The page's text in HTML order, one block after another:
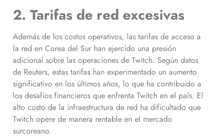
2. Tarifas de red excesivas
Además de los costos operativos, las tarifas de acceso a
la red en Corea del Sur han ejercido una presión
adicional sobre las operaciones de Twitch. Según datos
de Reuters, estas tarifas han experimentado un aumento
significativo en los últimos años, lo que ha contribuido a
los desafíos financieros que enfrenta Twitch en el país. El
alto costo de la infraestructura de red ha dificultado que
Twitch opere de manera rentable en el mercado
surcoreano.